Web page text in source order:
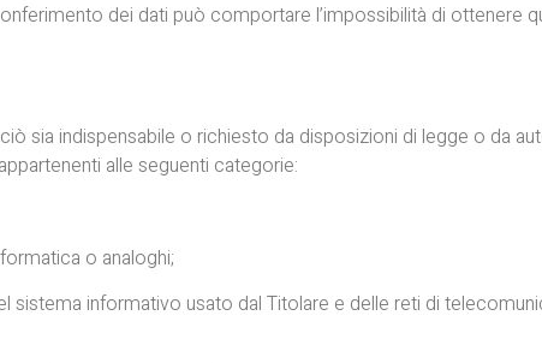
dei dati può comportare l’impossibilità di ottenere
sia indispensabile o richiesto da disposizioni di legge o da
alle seguenti categorie:
o analoghi;
informativo usato dal Titolare e delle reti di